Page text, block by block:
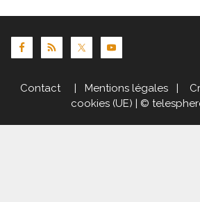
Contact| Mentions légales |
cookies (UE) | ©